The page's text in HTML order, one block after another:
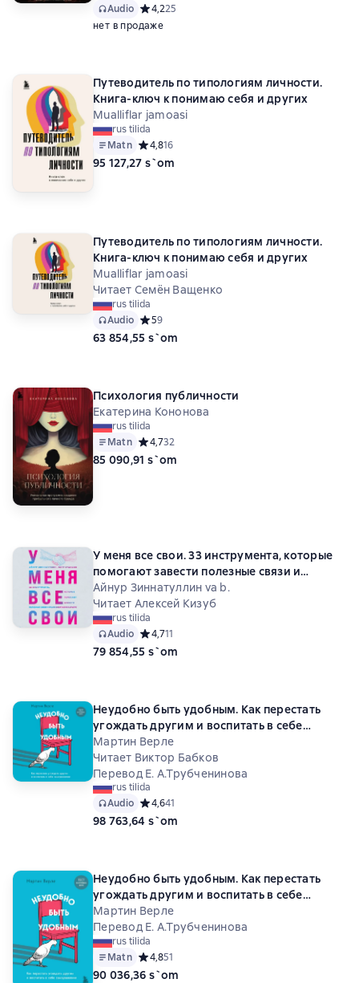
Audio Средний рейтинг 4,2 на основе 25 оценок
4,225
нет в продаже
Путеводитель по типологиям личности.
Книга-ключ к понимаю себя и других
Mualliflar jamoasi
rus tilida
Matn Средний рейтинг 4,8 на основе 16 оценок
4,816
95 127,27 s`om
Путеводитель по типологиям личности.
Книга-ключ к понимаю себя и других
Mualliflar jamoasi
Читает Семён Ващенко
rus tilida
Audio Средний рейтинг 5 на основе 9 оценок
59
63 854,55 s`om
Психология публичности
Екатерина Кононова
rus tilida
Matn Средний рейтинг 4,7 на основе 32 оценок
4,732
85 090,91 s`om
У меня все свои. 33 инструмента, которые
помогают завести полезные связи и
реализоваться в карьере
Айнур Зиннатуллин va b.
Читает Алексей Кизуб
rus tilida
Audio Средний рейтинг 4,7 на основе 11 оценок
4,711
79 854,55 s`om
Неудобно быть удобным. Как перестать
угождать другим и воспитать в себе
самоуважение
Мартин Верле
Читает Виктор Бабков
Перевод Е. А.Трубченинова
rus tilida
Audio Средний рейтинг 4,6 на основе 41 оценок
4,641
98 763,64 s`om
Неудобно быть удобным. Как перестать
угождать другим и воспитать в себе
самоуважение
Мартин Верле
Перевод Е. А.Трубченинова
rus tilida
Matn Средний рейтинг 4,8 на основе 51 оценок
4,851
90 036,36 s`om